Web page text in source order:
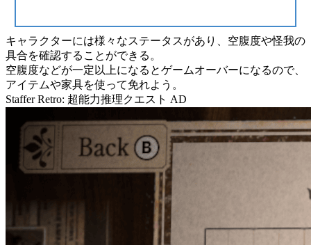
キャラクターには様々なステータスがあり、 空腹度や怪我の
具合を確認することができる。
空腹度などが一定以上になるとゲームオーバーになるので、
アイテムや家具を使って免れよう。
Staffer Retro: 超能力推理クエスト AD